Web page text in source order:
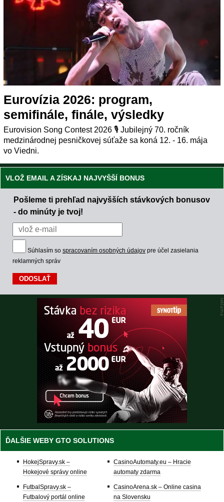
Eurovízia 2026: program,
semifinále, finále, výsledky
Eurovision Song Contest 2026 🎙️ Jubilejný 70. ročník
medzinárodnej pesničkovej súťaže sa koná 12. - 16. mája
vo Viedni.
VLOŽ EMAIL A ZÍSKAJ NAJVYŠŠÍ BONUS
Pošleme ti prehľad najvyšších stávkových bonusov
- do minúty je tvoj!
Súhlasím so spracovaním osobných údajov pre účel zasielania
reklamných správ
ĎALŠIE WEBY GTO SOLUTIONS
HokejSpravy.sk –
Hokejové správy online
FutbalSpravy.sk –
Futbalový portál online
CasinoAutomaty.eu – Hracie
automaty zdarma
CasinoArena.sk – Online casina
na Slovensku